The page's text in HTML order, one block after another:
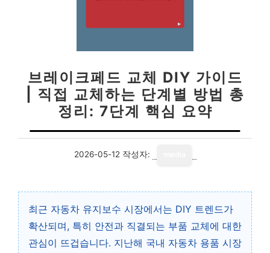
브레이크페드 교체 DIY 가이드
| 직접 교체하는 단계별 방법 총
정리: 7단계 핵심 요약
2026-05-12 작성자:
최근 자동차 유지보수 시장에서는 DIY 트렌드가
확산되며, 특히 안전과 직결되는 부품 교체에 대한
관심이 뜨겁습니다. 지난해 국내 자동차 용품 시장